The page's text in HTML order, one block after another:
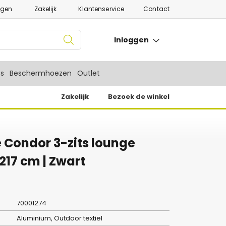
Zakelijk Klantenservice Contact
Inloggen
Beschermhoezen Outlet
Zakelijk Bezoek de winkel
Condor 3-zits lounge
cm | Zwart
70001274
Aluminium, Outdoor textiel